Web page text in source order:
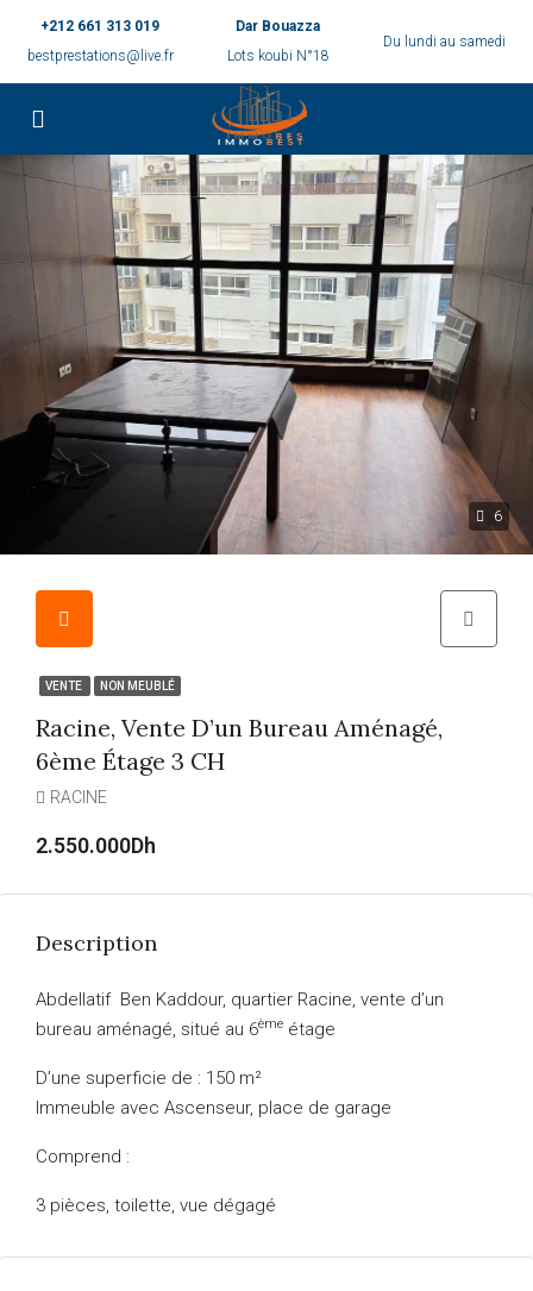
+212 661 313 019
bestprestations@live.fr
Dar Bouazza
Lots koubi N°18
Du lundi au samedi
6
VENTE NON MEUBLÉ
Racine, Vente D’un Bureau Aménagé,
6ème Étage 3 CH
RACINE
2.550.000Dh
Description
Abdellatif Ben Kaddour, quartier Racine, vente d’un
bureau aménagé, situé au 6ème étage
D’une superficie de : 150 m²
Immeuble avec Ascenseur, place de garage
Comprend :
3 pièces, toilette, vue dégagé